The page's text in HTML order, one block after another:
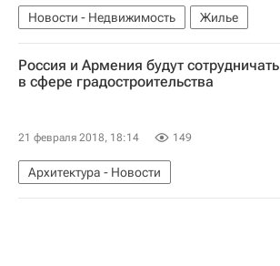
Новости - Недвижимость Жилье
Россия и Армения будут сотрудничать
в сфере градостроительства
21 февраля 2018, 18:14 149
Архитектура - Новости
Новости - Недвижимость